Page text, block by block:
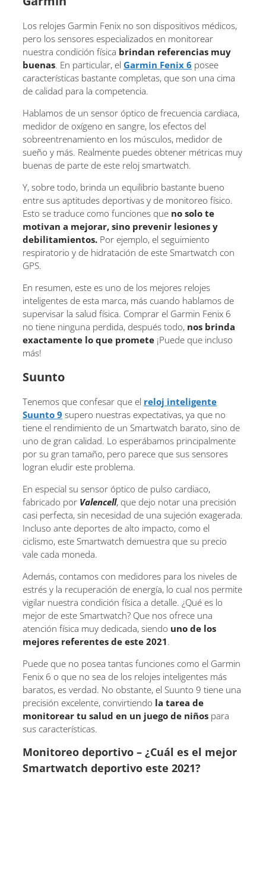
Los relojes Garmin Fenix no son dispositivos médicos,
pero los sensores especializados en monitorear
nuestra condición física brindan referencias muy
buenas. En particular, el Garmin Fenix 6 posee
características bastante completas, que son una cima
de calidad para la competencia.
Hablamos de un sensor óptico de frecuencia cardiaca,
medidor de oxígeno en sangre, los efectos del
sobreentrenamiento en los músculos, medidor de
sueño y más. Realmente puedes obtener métricas muy
buenas de parte de este reloj smartwatch.
Y, sobre todo, brinda un equilibrio bastante bueno
entre sus aptitudes deportivas y de monitoreo físico.
Esto se traduce como funciones que no solo te
motivan a mejorar, sino prevenir lesiones y
debilitamientos. Por ejemplo, el seguimiento
respiratorio y de hidratación de este Smartwatch con
GPS.
En resumen, este es uno de los mejores relojes
inteligentes de esta marca, más cuando hablamos de
supervisar la salud física. Comprar el Garmin Fenix 6
no tiene ninguna perdida, después todo, nos brinda
exactamente lo que promete ¡Puede que incluso
más!
Suunto
Tenemos que confesar que el reloj inteligente
Suunto 9 supero nuestras expectativas, ya que no
tiene el rendimiento de un Smartwatch barato, sino de
uno de gran calidad. Lo esperábamos principalmente
por su gran tamaño, pero parece que sus sensores
logran eludir este problema.
En especial su sensor óptico de pulso cardiaco,
fabricado por Valencell, que dejo notar una precisión
casi perfecta, sin necesidad de una sujeción exagerada.
Incluso ante deportes de alto impacto, como el
ciclismo, este Smartwatch demuestra que su precio
vale cada moneda.
Además, contamos con medidores para los niveles de
estrés y la recuperación de energía, lo cual nos permite
vigilar nuestra condición física a detalle. ¿Qué es lo
mejor de este Smartwatch? Que nos ofrece una
atención física muy dedicada, siendo uno de los
mejores referentes de este 2021.
Puede que no posea tantas funciones como el Garmin
Fenix 6 o que no sea de los relojes inteligentes más
baratos, es verdad. No obstante, el Suunto 9 tiene una
precisión excelente, convirtiendo la tarea de
monitorear tu salud en un juego de niños para
sus características.
Monitoreo deportivo – ¿Cuál es el mejor
Smartwatch deportivo este 2021?